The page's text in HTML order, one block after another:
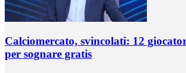
Calciomercato, svincolati: 12
per sognare gratis